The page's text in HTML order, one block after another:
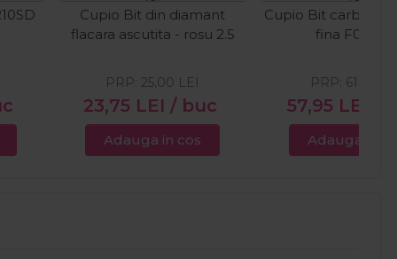
Cupio Bit din diamant
flacara ascutita - rosu 2.5
23,75 LEI / buc
PRP: 25,00 LEI
Adauga in cos
Cupio Bit carbid
fina F0513-F
57,95 LEI
PRP: 61,00
Adauga in